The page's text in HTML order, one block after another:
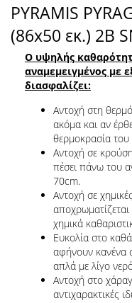
PYRAMIS
(86x50 εκ.) 2B
Ο υψηλής
αναμεμειγμένος με
διασφαλίζει:
Αντοχή στη
ακόμα και αν
θερμοκρασία του
Αντοχή σε
πέσει πάνω του
70cm.
Αντοχή σε
χημικά
Ευκολία στο
αφήνουν κανένα
απλά με λίγο
Αντοχή στο
αντιχαρακτικές